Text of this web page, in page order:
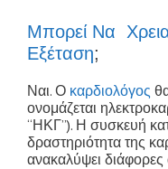
Μπορεί Να
Εξέταση;
Ναι. Ο καρδιολόγος
ονομάζεται
“ΗΚΓ”). Η συσκευή
δραστηριότητα της
ανακαλύψει διάφορες